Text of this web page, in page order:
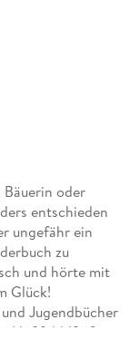
oder
entschieden
ungefähr ein
zu
und hörte mit
Glück!
Jugendbücher
Hoßfeld 1960 in